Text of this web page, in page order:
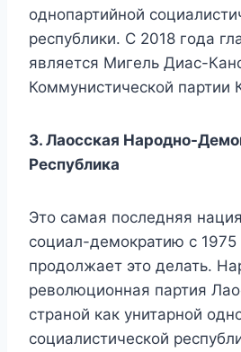
однопартийной
республики. С 2018 года
является Мигель Диас-
Коммунистической партии
3. Лаосская Народно-
Республика
Это самая последняя
социал-демократию с 1975
продолжает это делать.
революционная партия
страной как унитарной
социалистической